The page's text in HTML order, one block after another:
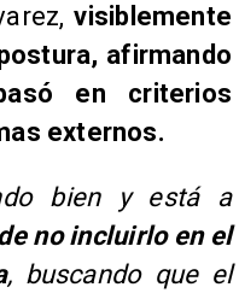
visiblemente
afirmando
en criterios
externos.
bien y está a
no incluirlo en el
, buscando que el